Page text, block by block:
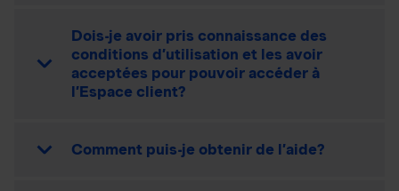
Dois-je avoir pris connaissance des
conditions d’utilisation et les avoir
acceptées pour pouvoir accéder à
l’Espace client?
Comment puis-je obtenir de l’aide?